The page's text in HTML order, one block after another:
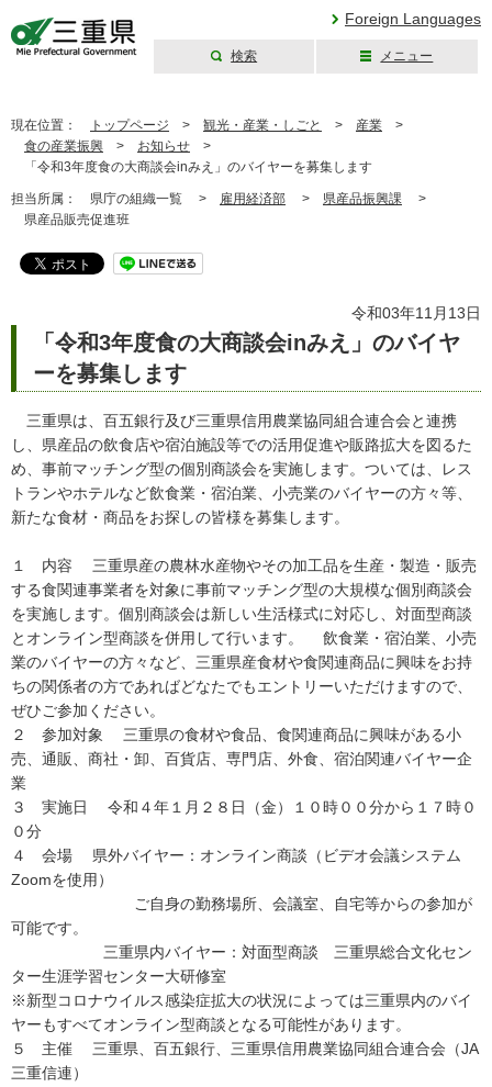
Foreign Languages
検索 メニュー
現在位置： トップページ > 観光・産業・しごと > 産業 >
食の産業振興 > お知らせ >
「令和3年度食の大商談会inみえ」のバイヤーを募集します
担当所属： 県庁の組織一覧 > 雇用経済部 > 県産品振興課 >
県産品販売促進班
令和03年11月13日
「令和3年度食の大商談会inみえ」のバイヤ
ーを募集します
三重県は、百五銀行及び三重県信用農業協同組合連合会と連携
し、県産品の飲食店や宿泊施設等での活用促進や販路拡大を図るた
め、事前マッチング型の個別商談会を実施します。ついては、レス
トランやホテルなど飲食業・宿泊業、小売業のバイヤーの方々等、
新たな食材・商品をお探しの皆様を募集します。
１ 内容 三重県産の農林水産物やその加工品を生産・製造・販売
する食関連事業者を対象に事前マッチング型の大規模な個別商談会
を実施します。個別商談会は新しい生活様式に対応し、対面型商談
とオンライン型商談を併用して行います。 飲食業・宿泊業、小売
業のバイヤーの方々など、三重県産食材や食関連商品に興味をお持
ちの関係者の方であればどなたでもエントリーいただけますので、
ぜひご参加ください。
２ 参加対象 三重県の食材や食品、食関連商品に興味がある小
売、通販、商社・卸、百貨店、専門店、外食、宿泊関連バイヤー企
業
３ 実施日 令和４年１月２８日（金）１０時００分から１７時０
０分
４ 会場 県外バイヤー：オンライン商談（ビデオ会議システム
Zoomを使用）
ご自身の勤務場所、会議室、自宅等からの参加が
可能です。
三重県内バイヤー：対面型商談 三重県総合文化セン
ター生涯学習センター大研修室
※新型コロナウイルス感染症拡大の状況によっては三重県内のバイ
ヤーもすべてオンライン型商談となる可能性があります。
５ 主催 三重県、百五銀行、三重県信用農業協同組合連合会（JA
三重信連）